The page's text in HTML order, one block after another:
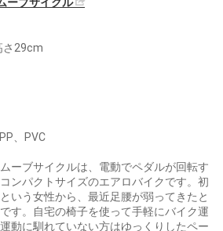
さ29cm
、PVC
ーブサイクルは、電動でペダルが回転す
ンパクトサイズのエアロバイクです。初
いう女性から、最近足腰が弱ってきたと
す。自宅の椅子を使って手軽にバイク運
動に馴れていない方はゆっくりしたペー